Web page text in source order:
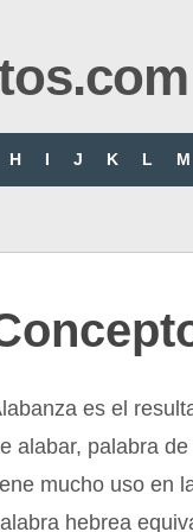
H I J K L M
es el
alabar, palabra
mucho uso en
hebrea